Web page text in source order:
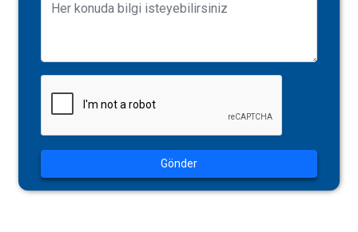
Gönder